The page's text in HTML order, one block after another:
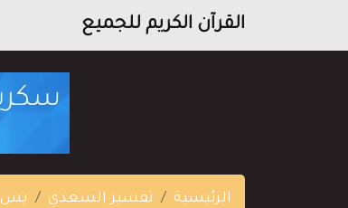
القرآن الكريم للجميع
الرئيسية تفسير السعدي يس